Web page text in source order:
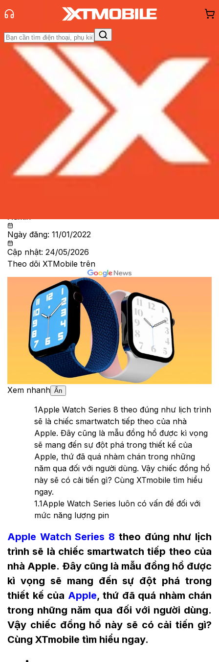
Trang chủ
Tin tức
Tin Mới
Đánh Giá - Trên TaySo Sánh Tư vấnKhuyến
Hỏi đáp App - Game Thông báo
hàng - Sự kiện
Apple Watch Series 8 sẽ có nâng
cấp mạnh mẽ, kéo dài thời gian sử
dụng nhờ tăng cường dung lượng
Admin
Ngày đăng: 11/01/2022
Cập nhật: 24/05/2026
Theo dõi XTMobile trên
Xem nhanh Ẩn
1Apple Watch Series 8 theo đúng như lịch trình
sẽ là chiếc smartwatch tiếp theo của nhà
Apple. Đây cũng là mẫu đồng hồ được kì vọng
sẽ mang đến sự đột phá trong thiết kế của
Apple, thứ đã quá nhàm chán trong những
năm qua đối với người dùng. Vậy chiếc đồng hồ
này sẽ có cải tiến gì? Cùng XTmobile tìm hiểu
ngay.
1.1Apple Watch Series luôn có vấn đề đối với
mức năng lượng pin
Apple Watch Series 8 theo đúng như lịch
trình sẽ là chiếc smartwatch tiếp theo của
nhà Apple. Đây cũng là mẫu đồng hồ được
kì vọng sẽ mang đến sự đột phá trong
thiết kế của Apple, thứ đã quá nhàm chán
trong những năm qua đối với người dùng.
Vậy chiếc đồng hồ này sẽ có cải tiến gì?
Cùng XTmobile tìm hiểu ngay.